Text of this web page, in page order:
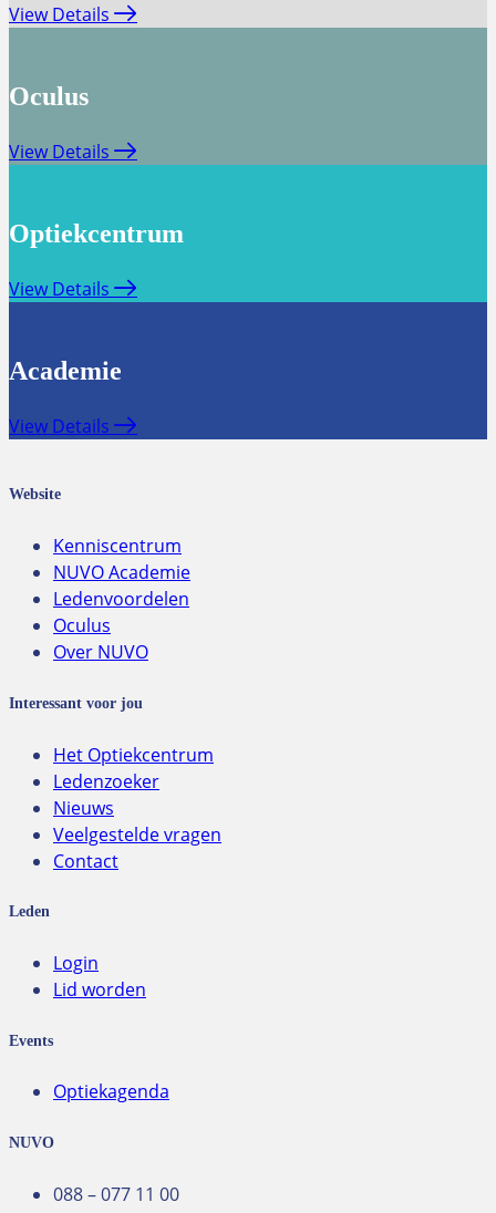
View Details
Oculus
View Details
Optiekcentrum
View Details
Academie
View Details
Website
Kenniscentrum
NUVO Academie
Ledenvoordelen
Oculus
Over NUVO
Interessant voor jou
Het Optiekcentrum
Ledenzoeker
Nieuws
Veelgestelde vragen
Contact
Leden
Login
Lid worden
Events
Optiekagenda
NUVO
088 – 077 11 00